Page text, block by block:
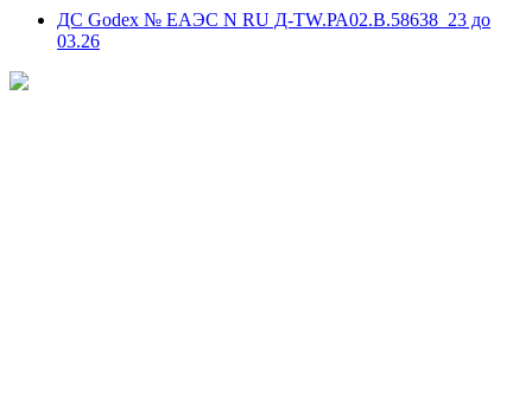
ДС Godex № ЕАЭС N RU Д-TW.РА02.В.58638_23 до
03.26